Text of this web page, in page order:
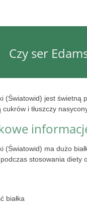
Czy ser
(Światowid) jest świetną
i tłuszczy
(Światowid) ma dużo
stosowania diety
białka